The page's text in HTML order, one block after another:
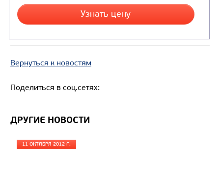
Производитель
Грузоподъемность, кг
Направление разгрузки
Колесная формула
Вернуться к новостям
Поделиться в соц.сетях:
ДРУГИЕ НОВОСТИ
11 ОКТЯБРЯ 2012 Г.